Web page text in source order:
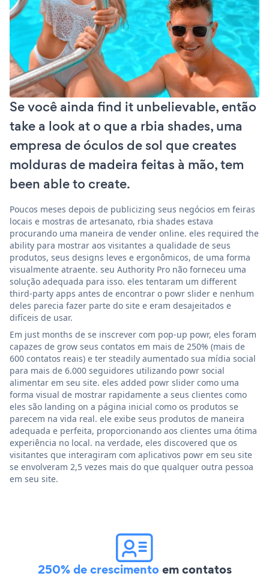
Se você ainda find it unbelievable, então
take a look at o que a rbia shades, uma
empresa de óculos de sol que creates
molduras de madeira feitas à mão, tem
been able to create.
Poucos meses depois de publicizing seus negócios em feiras
locais e mostras de artesanato, rbia shades estava
procurando uma maneira de vender online. eles required the
ability para mostrar aos visitantes a qualidade de seus
produtos, seus designs leves e ergonômicos, de uma forma
visualmente atraente. seu Authority Pro não forneceu uma
solução adequada para isso. eles tentaram um different
third-party apps antes de encontrar o powr slider e nenhum
deles parecia fazer parte do site e eram desajeitados e
difíceis de usar.
Em just months de se inscrever com pop-up powr, eles foram
capazes de grow seus contatos em mais de 250% (mais de
600 contatos reais) e ter steadily aumentado sua mídia social
para mais de 6.000 seguidores utilizando powr social
alimentar em seu site. eles added powr slider como uma
forma visual de mostrar rapidamente a seus clientes como
eles são landing on a página inicial como os produtos se
parecem na vida real. ele exibe seus produtos de maneira
adequada e perfeita, proporcionando aos clientes uma ótima
experiência no local. na verdade, eles discovered que os
visitantes que interagiram com aplicativos powr em seu site
se envolveram 2,5 vezes mais do que qualquer outra pessoa
em seu site.
250% de crescimentoem contatos